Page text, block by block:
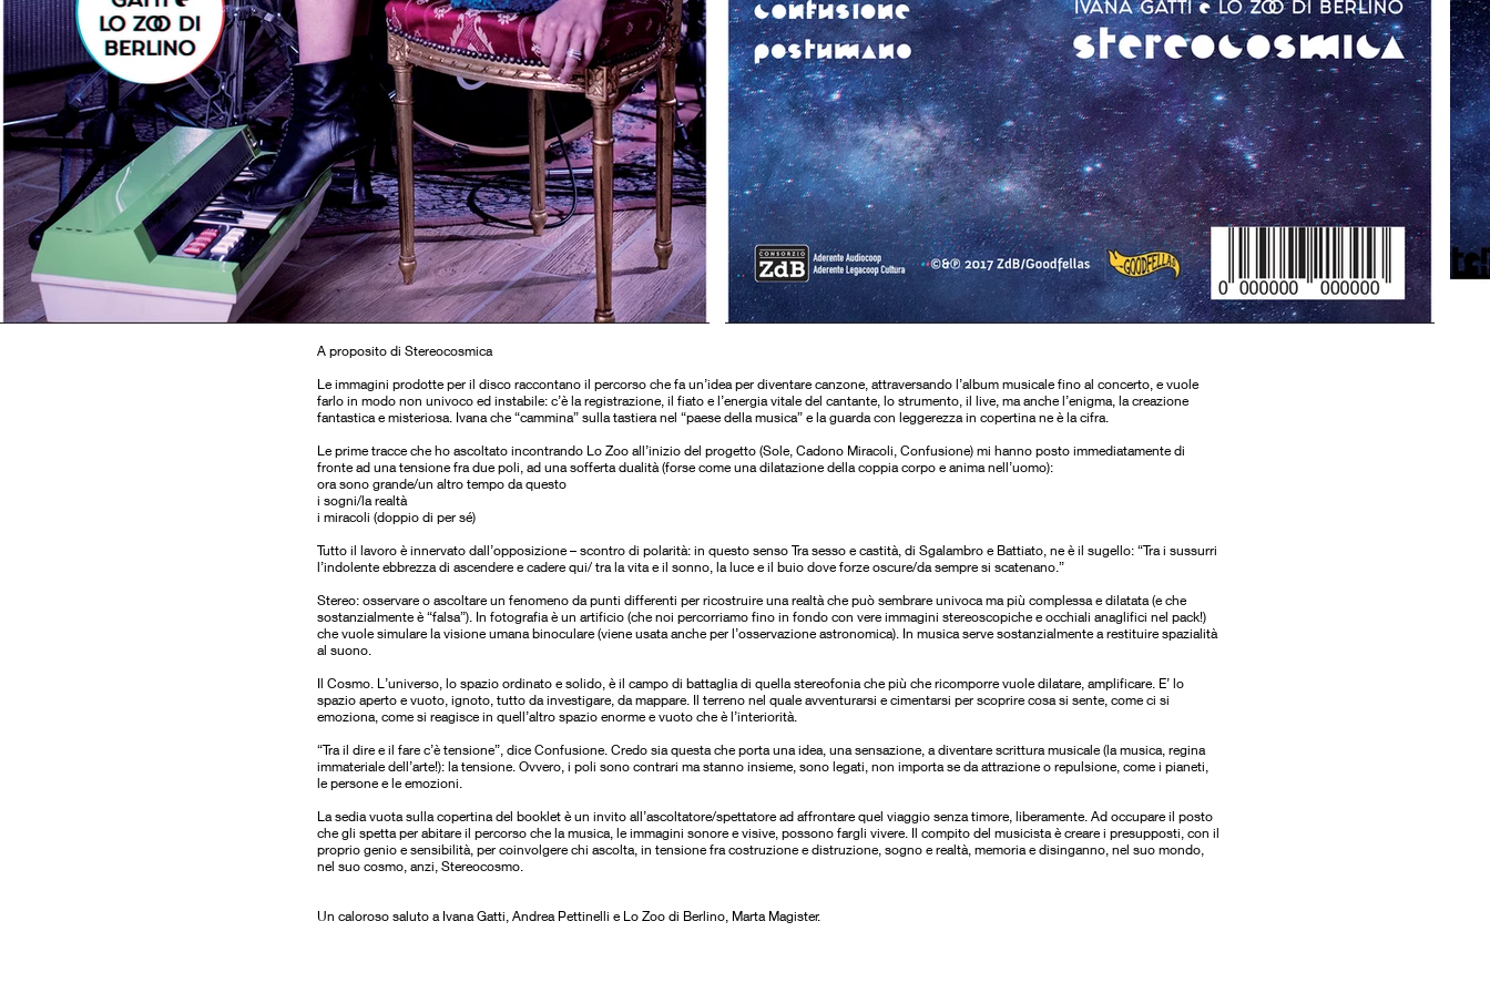
A proposito di Stereocosmica
Le immagini prodotte per il disco raccontano il percorso che fa un’idea per diventare canzone, attraversando l’album musicale fino al concerto, e vuole
farlo in modo non univoco ed instabile: c’è la registrazione, il fiato e l’energia vitale del cantante, lo strumento, il live, ma anche l’enigma, la creazione
fantastica e misteriosa. Ivana che “cammina” sulla tastiera nel “paese della musica” e la guarda con leggerezza in copertina ne è la cifra.
Le prime tracce che ho ascoltato incontrando Lo Zoo all’inizio del progetto (Sole, Cadono Miracoli, Confusione) mi hanno posto immediatamente di
fronte ad una tensione fra due poli, ad una sofferta dualità (forse come una dilatazione della coppia corpo e anima nell’uomo):
ora sono grande/un altro tempo da questo
i sogni/la realtà
i miracoli (doppio di per sé)
Tutto il lavoro è innervato dall’opposizione – scontro di polarità: in questo senso Tra sesso e castità, di Sgalambro e Battiato, ne è il sugello: “Tra i sussurri
l’indolente ebbrezza di ascendere e cadere qui/ tra la vita e il sonno, la luce e il buio dove forze oscure/da sempre si scatenano.”
Stereo: osservare o ascoltare un fenomeno da punti differenti per ricostruire una realtà che può sembrare univoca ma più complessa e dilatata (e che
sostanzialmente è “falsa”). In fotografia è un artificio (che noi percorriamo fino in fondo con vere immagini stereoscopiche e occhiali anaglifici nel pack!)
che vuole simulare la visione umana binoculare (viene usata anche per l’osservazione astronomica). In musica serve sostanzialmente a restituire spazialità
al suono.
Il Cosmo. L’universo, lo spazio ordinato e solido, è il campo di battaglia di quella stereofonia che più che ricomporre vuole dilatare, amplificare. E’ lo
spazio aperto e vuoto, ignoto, tutto da investigare, da mappare. Il terreno nel quale avventurarsi e cimentarsi per scoprire cosa si sente, come ci si
emoziona, come si reagisce in quell’altro spazio enorme e vuoto che è l’interiorità.
“Tra il dire e il fare c’è tensione”, dice Confusione. Credo sia questa che porta una idea, una sensazione, a diventare scrittura musicale (la musica, regina
immateriale dell’arte!): la tensione. Ovvero, i poli sono contrari ma stanno insieme, sono legati, non importa se da attrazione o repulsione, come i pianeti,
le persone e le emozioni.
La sedia vuota sulla copertina del booklet è un invito all’ascoltatore/spettatore ad affrontare quel viaggio senza timore, liberamente. Ad occupare il posto
che gli spetta per abitare il percorso che la musica, le immagini sonore e visive, possono fargli vivere. Il compito del musicista è creare i presupposti, con il
proprio genio e sensibilità, per coinvolgere chi ascolta, in tensione fra costruzione e distruzione, sogno e realtà, memoria e disinganno, nel suo mondo,
nel suo cosmo, anzi, Stereocosmo.
Un caloroso saluto a Ivana Gatti, Andrea Pettinelli e Lo Zoo di Berlino, Marta Magister.